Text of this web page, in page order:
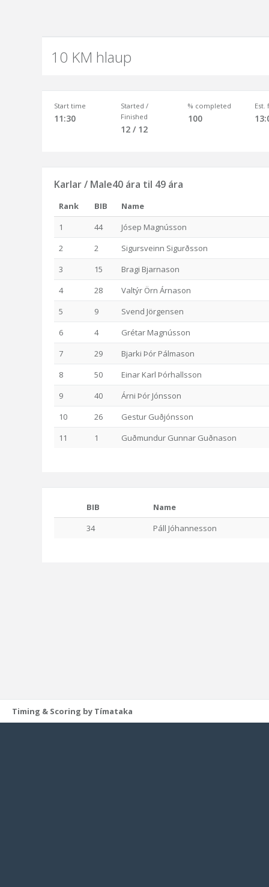
10 KM hlaup
Start time
11:30
Started /
Finished
12 / 12
% completed
100
Est.
Karlar / Male40 ára til 49 ára
Rank BIB
Name
1
44
Jósep Magnússon
2
2
Sigursveinn Sigurðsson
3
15
Bragi Bjarnason
4
28
Valtýr Örn Árnason
5
9
Svend Jörgensen
6
4
Grétar Magnússon
7
29
Bjarki Þór Pálmason
8
50
Einar Karl Þórhallsson
9
40
Árni Þór Jónsson
10
26
Gestur Guðjónsson
11
1 Guðmundur Gunnar Guðnason
BIB
Name
34
Páll Jóhannesson
Timing & Scoring by Tímataka